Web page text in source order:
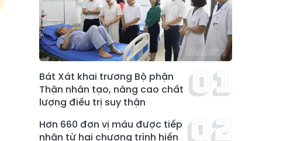
Bát Xát khai trương Bộ phận
Thận nhân tạo, nâng cao chất
lượng điều trị suy thận
Hơn 660 đơn vị máu được tiếp
nhận từ hai chương trình hiến